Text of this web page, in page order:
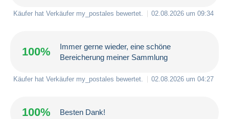
Käufer hat Verkäufer my_postales bewertet. 02.08.2026 um 09:34
100%
Immer gerne wieder, eine schöne
Bereicherung meiner Sammlung
Käufer hat Verkäufer my_postales bewertet. 02.08.2026 um 04:27
100% Besten Dank!